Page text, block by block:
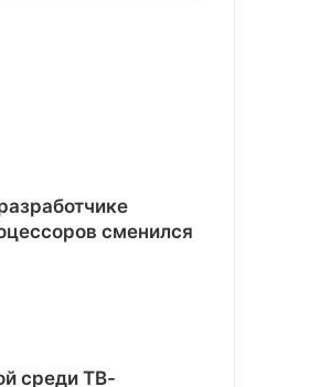
сменился
среди ТВ-